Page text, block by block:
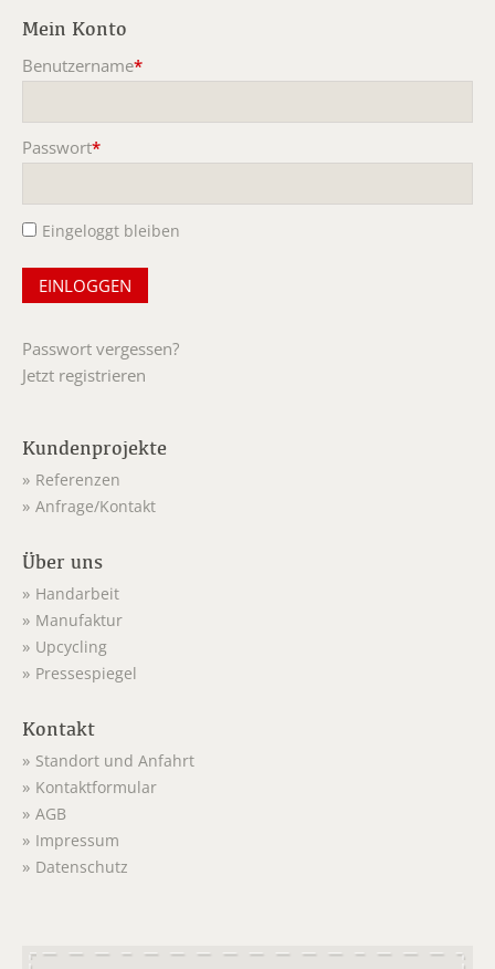
Mein Konto
Benutzername*
Passwort*
Eingeloggt bleiben
Passwort vergessen?
Jetzt registrieren
Kundenprojekte
Referenzen
Anfrage/Kontakt
Über uns
Handarbeit
Manufaktur
Upcycling
Pressespiegel
Kontakt
Standort und Anfahrt
Kontaktformular
AGB
Impressum
Datenschutz